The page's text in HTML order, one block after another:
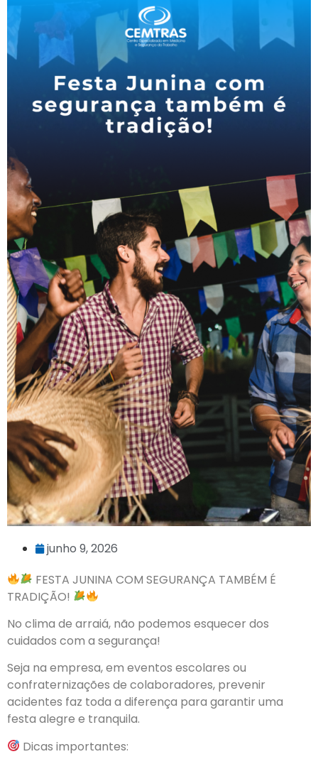
junho 9, 2026
FESTA JUNINA COM SEGURANÇA TAMBÉM É
TRADIÇÃO!
No clima de arraiá, não podemos esquecer dos
cuidados com a segurança!
Seja na empresa, em eventos escolares ou
confraternizações de colaboradores, prevenir
acidentes faz toda a diferença para garantir uma
festa alegre e tranquila.
Dicas importantes: